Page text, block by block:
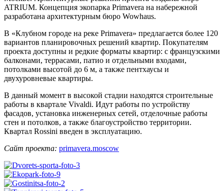
ATRIUM. Концепция экопарка Primavera на набережной
разработана архитектурным бюро Wowhaus.
В «Клубном городе на реке Primavera» предлагается более 120
вариантов планировочных решений квартир. Покупателям
проекта доступны и редкие форматы квартир: с французскими
балконами, террасами, патио и отдельными входами,
потолками высотой до 6 м, а также пентхаусы и
двухуровневые квартиры.
В данный момент в высокой стадии находятся строительные
работы в квартале Vivaldi. Идут работы по устройству
фасадов, установка инженерных сетей, отделочные работы
стен и потолков, а также благоустройство территории.
Квартал Rossini введен в эксплуатацию.
Сайт проекта: primavera.moscow